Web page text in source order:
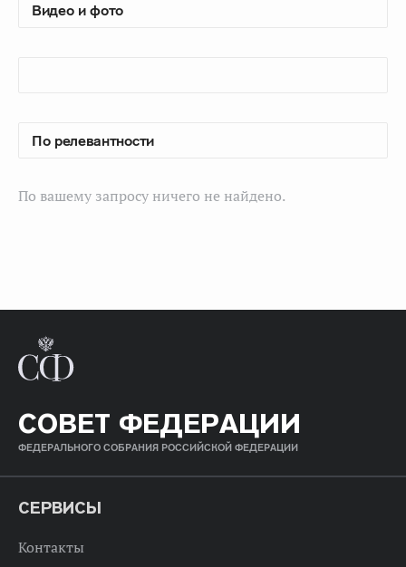
По вашему запросу ничего не найдено.
СОВЕТ ФЕДЕРАЦИИ
ФЕДЕРАЛЬНОГО СОБРАНИЯ РОССИЙСКОЙ ФЕДЕРАЦИИ
СЕРВИСЫ
Контакты